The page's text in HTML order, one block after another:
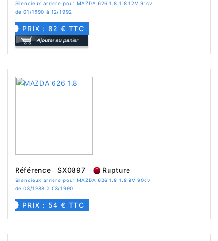
Silencieux arriere pour MAZDA 626 1.8 1.8 12V 91cv
de 01/1990 à 12/1992
PRIX : 82 € TTC
Référence : SX0897 Rupture
Silencieux arriere pour MAZDA 626 1.8 1.8 8V 90cv
de 03/1988 à 03/1990
PRIX : 54 € TTC